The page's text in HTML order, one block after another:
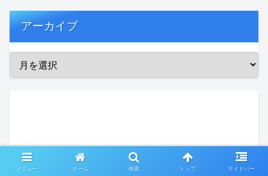
アーカイブ
メニュー ホーム 検索 トップ サイドバー